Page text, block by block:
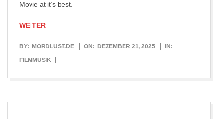
Movie at it’s best.
WEITER
2025-
12-
BY: MORDLUST.DE ON: DEZEMBER 21, 2025
IN:
FILMMUSIK